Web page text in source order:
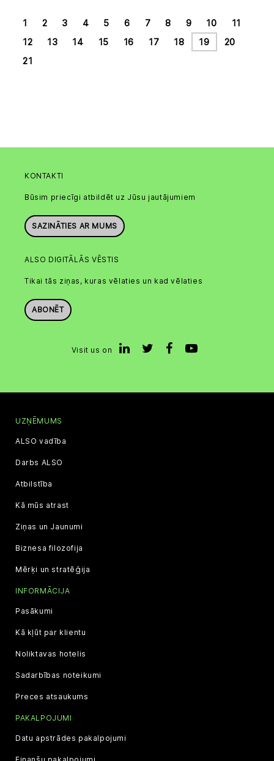
1 2 3 4 5 6 7 8 9 10
11
12
13 14 15 16 17 18 19
20
21
KONTAKTI
Būsim priecīgi atbildēt uz Jūsu jautājumiem
SAZINĀTIES AR MUMS
ALSO DIGITĀLĀS VĒSTIS
Tikai tās ziņas, kuras vēlaties un kad vēlaties
ABONĒT
Visit us on
UZŅĒMUMS
ALSO vadība
Darbs ALSO
Atbilstība
Kā mūs atrast
Ziņas un Jaunumi
Biznesa filozofija
Mērķi un stratēģija
INFORMĀCIJA
Pasākumi
Kā kļūt par klientu
Noliktavas hotelis
Sadarbības noteikumi
Preces atsaukums
PAKALPOJUMI
Datu apstrādes pakalpojumi